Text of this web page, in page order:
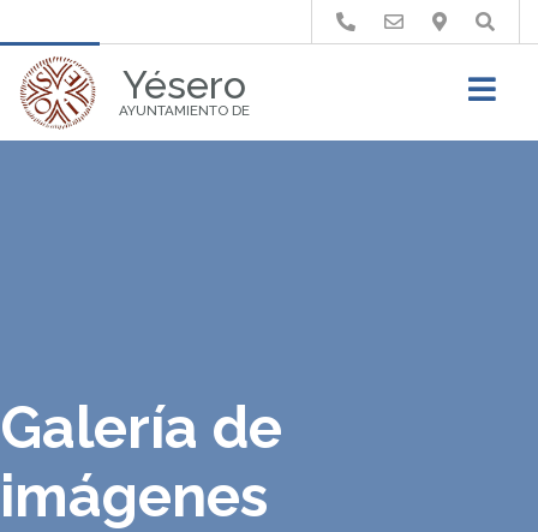
Yésero
AYUNTAMIENTO DE
Buscar
Galería de
imágenes